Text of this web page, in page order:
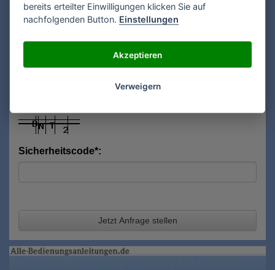
Nachname*:
Sicherheitscode*:
Jetzt Anfrage stellen
bereits erteilter Einwilligungen klicken Sie auf
nachfolgenden Button. Einstellungen
Akzeptieren
Verweigern